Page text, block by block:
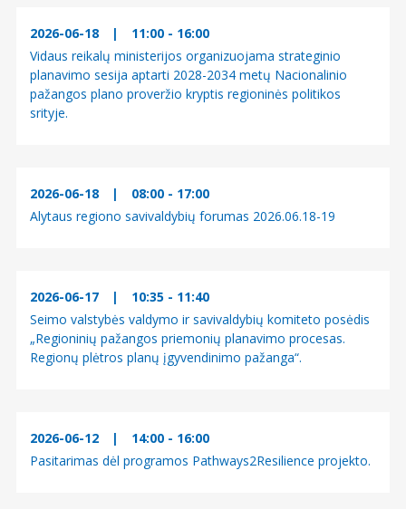
a
v
a
2026-06-18 |
11:00 - 16:00
Vidaus reikalų ministerijos organizuojama strateginio
planavimo sesija aptarti 2028-2034 metų Nacionalinio
pažangos plano proveržio kryptis regioninės politikos
srityje.
2026-06-18 |
08:00 - 17:00
Alytaus regiono savivaldybių forumas 2026.06.18-19
2026-06-17 |
10:35 - 11:40
Seimo valstybės valdymo ir savivaldybių komiteto posėdis
„Regioninių pažangos priemonių planavimo procesas.
Regionų plėtros planų įgyvendinimo pažanga“.
2026-06-12 |
14:00 - 16:00
Pasitarimas dėl programos Pathways2Resilience projekto.